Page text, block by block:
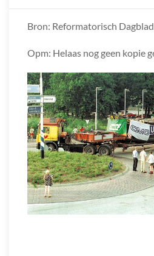
Bron: Reformatorisch
Opm: Helaas nog geen kopie